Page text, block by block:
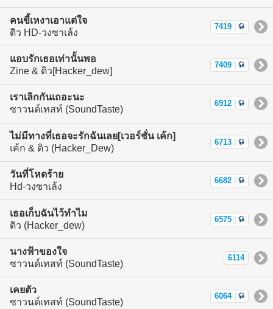
คนขี้เหงาเอาแต่ใจ
ดิว HD-วงซาเล้ง
7419
แอบรักเธอเท่านั้นพอ
Zine & ดิว[Hacker_dew]
7409
เราเลิกกันเถอะนะ
ซาวนด์เทสท์ (SoundTaste)
6912
ไม่มีทางที่เธอจะรักฉันเลย[เวอร์ชั่น เค้ก]
เค้ก & ดิว (Hacker_Dew)
6713
วันที่โหดร้าย
Hd-วงซาเล้ง
6682
เธอเก็บฉันไว้ทำไม
ดิว (Hacker_dew)
6575
นางฟ้าของใจ
ซาวนด์เทสท์ (SoundTaste)
6114
เคยตัว
ซาวนด์เทสท์ (SoundTaste)
6064